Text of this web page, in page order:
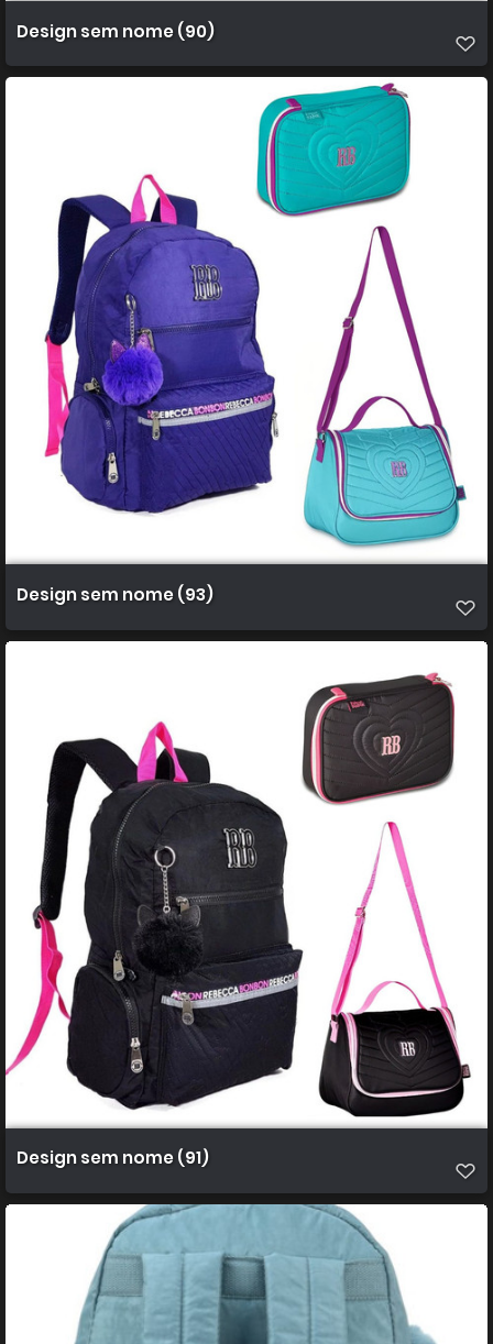
Design sem nome (90)
Design sem nome (93)
Design sem nome (91)